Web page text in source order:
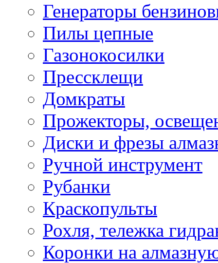
Генераторы
Пилы цепные
Газонокосилки
Прессклещи
Домкраты
Прожекторы,
Диски и фрезы
Ручной инструмент
Рубанки
Краскопульты
Рохля, тележка
Коронки на